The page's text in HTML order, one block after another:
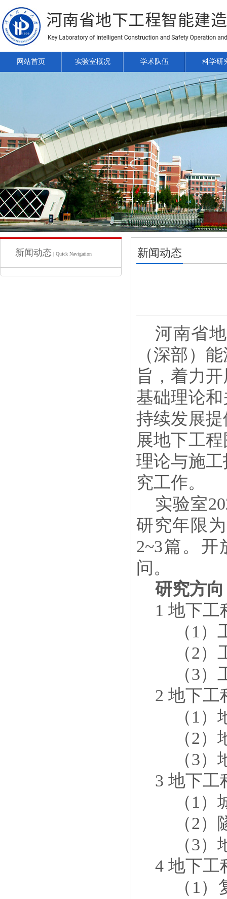
网站首页 实验室概况 学术队伍 科学研
新闻动态 | Quick Navigation 新闻动态
河南省
（深部）
旨，着力
基础理论
持续发展
展地下工
理论与施
究工作。
实验室20
研究年限为
2~3篇。开
问。
研究方向
1 地下工
（ 1 ）
（2）
（3）
2 地下工
（ 1 ）
（2）
（3）
3 地下工
（ 1 ）
（2）
（3）
4 地下工
（ 1 ）